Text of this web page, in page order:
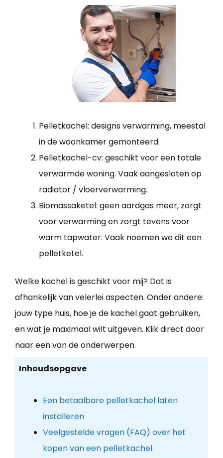
Pelletkachel: designs verwarming, meestal
in de woonkamer gemonteerd.
Pelletkachel-cv: geschikt voor een totale
verwarmde woning. Vaak aangesloten op
radiator / vloerverwarming.
Biomassaketel: geen aardgas meer, zorgt
voor verwarming en zorgt tevens voor
warm tapwater. Vaak noemen we dit een
pelletketel.
Welke kachel is geschikt voor mij? Dat is
afhankelijk van velerlei aspecten. Onder andere:
jouw type huis, hoe je de kachel gaat gebruiken,
en wat je maximaal wilt uitgeven. Klik direct door
naar een van de onderwerpen.
Inhoudsopgave
Een betaalbare pelletkachel laten
installeren
Veelgestelde vragen (FAQ) over het
kopen van een pelletkachel